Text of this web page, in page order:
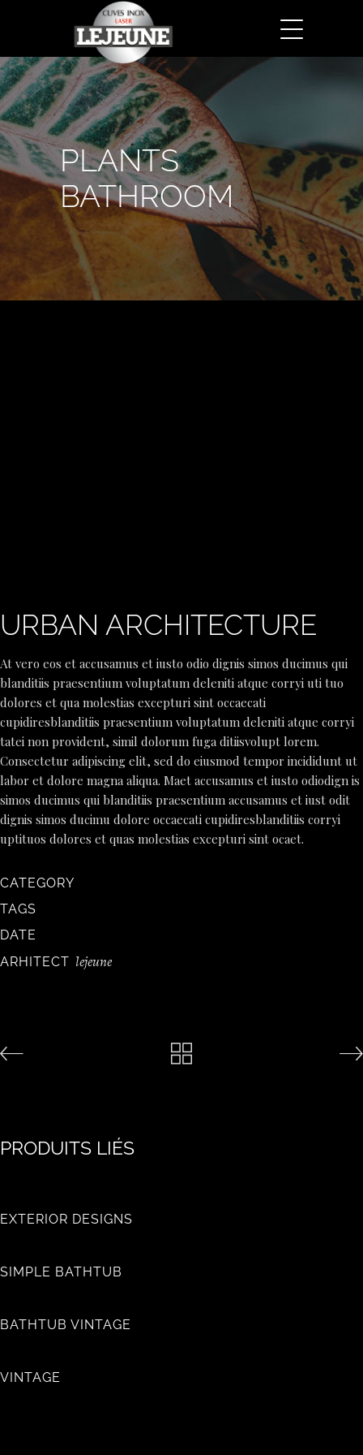
PLANTS
BATHROOM
URBAN ARCHITECTURE
At vero eos et accusamus et iusto odio dignis simos ducimus qui
blanditiis praesentium voluptatum deleniti atque corryi uti tuo
dolores et qua molestias excepturi sint occaecati
cupidiresblanditiis praesentium voluptatum deleniti atque corryi
tatei non provident, simil dolorum fuga ditiisvolupt lorem.
Consectetur adipiscing elit, sed do eiusmod tempor incididunt ut
labor et dolore magna aliqua. Maet accusamus et iusto odiodign is
simos ducimus qui blanditiis praesentium accusamus et iust odit
dignis simos ducimu dolore occaecati cupidiresblanditiis corryi
uptituos dolores et quas molestias excepturi sint ocaet.
CATEGORY
TAGS
DATE
ARHITECT lejeune
PRODUITS LIÉS
EXTERIOR DESIGNS
SIMPLE BATHTUB
BATHTUB VINTAGE
VINTAGE